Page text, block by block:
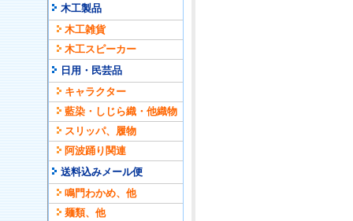
木工製品
木工雑貨
木工スピーカー
日用・民芸品
キャラクター
藍染・しじら織・他織物
スリッパ、履物
阿波踊り関連
送料込みメール便
鳴門わかめ、他
麺類、他